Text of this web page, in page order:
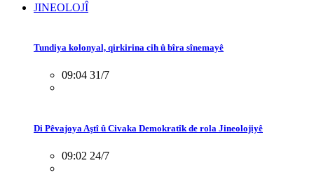
JINEOLOJÎ
Tundiya kolonyal, qirkirina cih û bîra sînemayê
09:04 31/7
Di Pêvajoya Aştî û Civaka Demokratîk de rola Jineolojiyê
09:02 24/7